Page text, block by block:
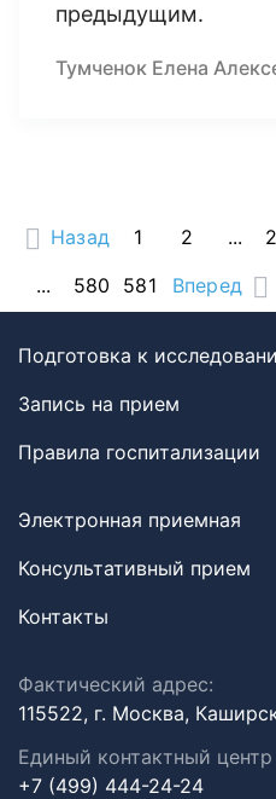
предыдущим.
Тумченок Елена
Назад 1 2 ...
...
580 581 Вперед
Подготовка к
Запись на прием
Правила госпитализации
Электронная приемная
Консультативный прием
Контакты
Фактический адрес:
115522, г. Москва,
Единый контактный центр
+7 (499) 444-24-24